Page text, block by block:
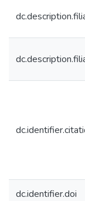
dc.identifier.doi